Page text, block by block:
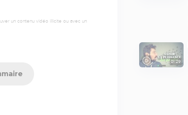
un contenu vidéo illicite ou avec un
01:29